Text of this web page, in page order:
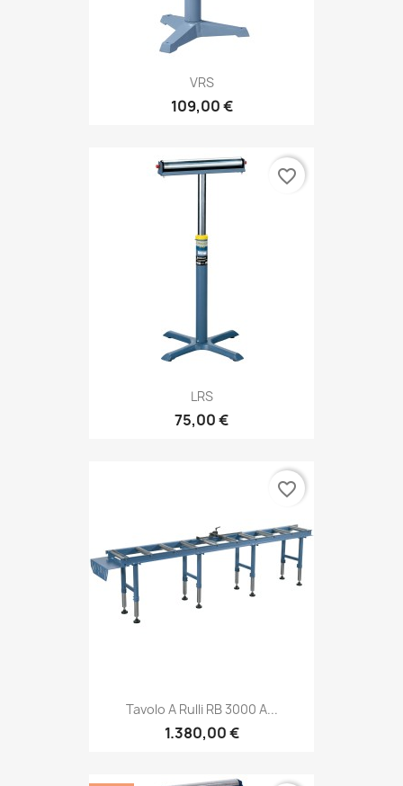
VRS
109,00 €
LRS
75,00 €
favorite_border
Tavolo A Rulli RB 3000 A...
1.380,00 €
favorite_border